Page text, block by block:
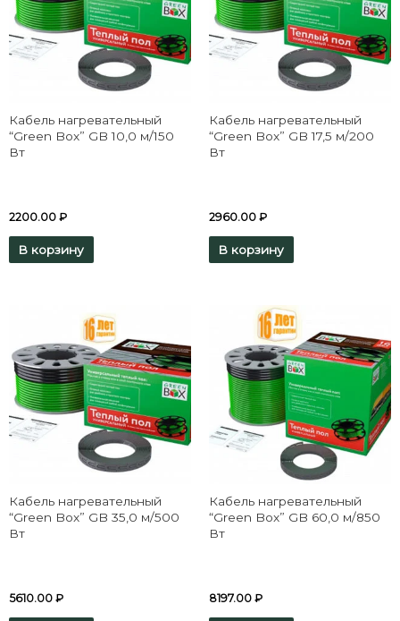
Кабель нагревательный
“Green Box” GB 10,0 м/150
Вт
2200.00 ₽
В корзину
Кабель нагревательный
“Green Box” GB 17,5 м/200
Вт
2960.00 ₽
В корзину
Кабель нагревательный
“Green Box” GB 35,0 м/500
Вт
5610.00 ₽
Кабель нагревательный
“Green Box” GB 60,0 м/850
Вт
8197.00 ₽